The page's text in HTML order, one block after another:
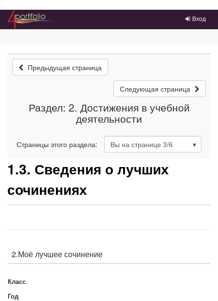
Преейти на главное меню
Вход
Предыдущая страница
Следующая страница
Раздел: 2. Достижения в учебной
деятельности
Страницы этого раздела: Вы на странице 3/6
1.3. Сведения о лучших
сочинениях
2.Моё лучшее сочинение
Класс
Год